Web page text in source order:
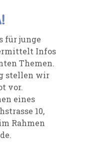
für junge
Infos
Themen.
stellen wir
vor.
eines
10,
Rahmen